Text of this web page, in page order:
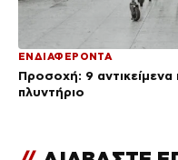
ΕΝΔΙΑΦΕΡΟΝΤΑ
Προσοχή: 9
πλυντήριο